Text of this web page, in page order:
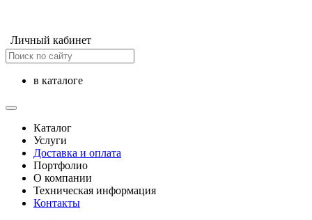
Личный кабинет
в каталоге
Каталог
Услуги
Доставка и оплата
Портфолио
О компании
Техническая информация
Контакты